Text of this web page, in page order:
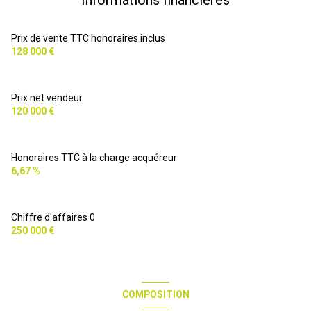
Prix de vente TTC honoraires inclus
128 000 €
Prix net vendeur
120 000 €
Honoraires TTC à la charge acquéreur
6,67 %
Chiffre d'affaires 0
250 000 €
COMPOSITION